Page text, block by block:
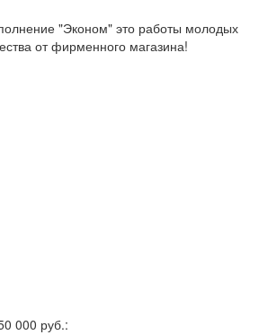
"Эконом" это работы молодых
от фирменного магазина!
000 руб.: